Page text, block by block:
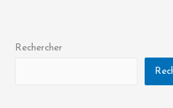
Rechercher